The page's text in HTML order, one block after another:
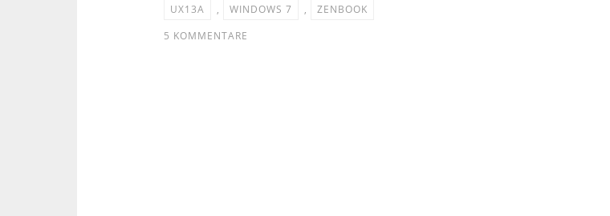
UX13A
, WINDOWS 7 ,
ZENBOOK
5 KOMMENTARE